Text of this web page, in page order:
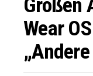
Größen
Wear